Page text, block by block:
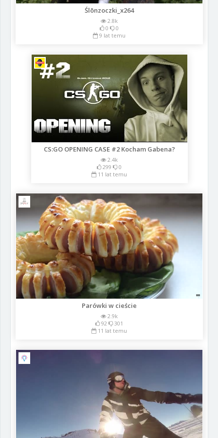
Ślōnzoczki_x264
2.8k
0
0
9 lat temu
CS:GO OPENING CASE #2 Kocham Gabena?
2.4k
299
0
11 lat temu
Parówki w cieście
2.9k
92
301
11 lat temu